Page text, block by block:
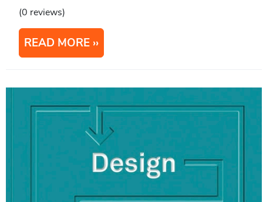
(0 reviews)
READ MORE